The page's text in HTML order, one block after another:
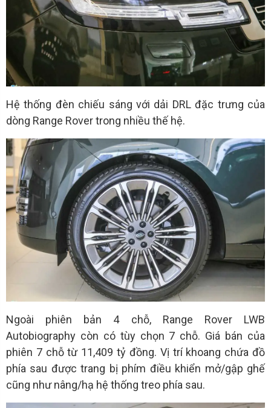
Hệ thống đèn chiếu sáng với dải DRL đặc trưng của
dòng Range Rover trong nhiều thế hệ.
Ngoài phiên bản 4 chỗ, Range Rover LWB
Autobiography còn có tùy chọn 7 chỗ. Giá bán của
phiên 7 chỗ từ 11,409 tỷ đồng. Vị trí khoang chứa đồ
phía sau được trang bị phím điều khiển mở/gập ghế
cũng như nâng/hạ hệ thống treo phía sau.